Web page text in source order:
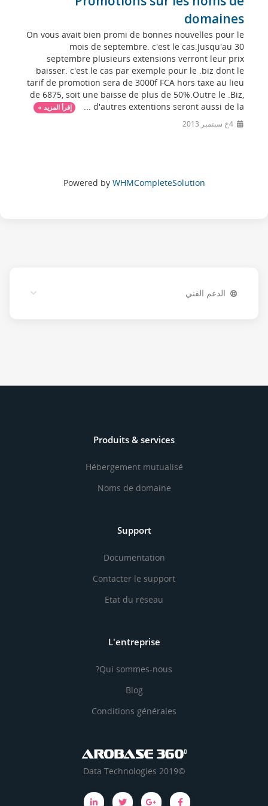
domaines
On vous avait bien promi de bonnes nouvelles pour le
mois de septembre. c'est le cas.Jusqu'au 30
septembre plusieurs extensions verront leur prix
baisser. c'est le cas par exemple pour le .biz dont le
tarif de promotion sera de 3000f FCA hors taxe au lieu
de 6875, soit une baisse de plus de 50%.Outre le .Biz,
d'autres extentions seront aussi de la ...
إقرأ المزيد »
Powered by WHMCompleteSolution
الدعم الفني
Produits & services
Hébergement mutualisé
Noms de domaine
Support
Documentation
Contacter le support
Etat du réseau
L'entreprise
Qui sommes-nous?
Blog
Conditions générales
©2019 Data Technologies